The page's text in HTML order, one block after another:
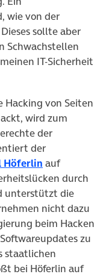
wie von der
sollte aber
Schwachstellen
IT-Sicherheit
Hacking von Seiten
wird zum
der
der
Höferlin (öffnet in
auf
durch
unterstützt die
nicht dazu
beim Hacken
zu
staatlichen
bei Höferlin auf